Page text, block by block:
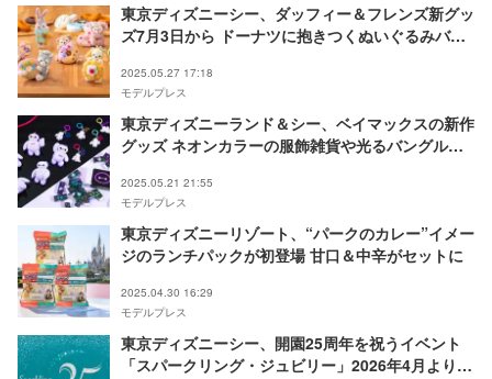
東京ディズニーシー、ダッフィー＆フレンズ新グッ
ズ7月3日から ドーナツに抱きつくぬいぐるみバッ
2025.05.27 17:18
モデルプレス
東京ディズニーランド＆シー、ベイマックスの新作
グッズ ネオンカラーの服飾雑貨や光るバングルな
2025.05.21 21:55
モデルプレス
東京ディズニーリゾート、“パークのカレー”イメー
ジのランチパックが初登場 甘口＆中辛がセットに
2025.04.30 16:29
モデルプレス
東京ディズニーシー、開園25周年を祝うイベント
「スパークリング・ジュビリー」2026年4月より開